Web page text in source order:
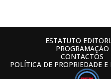
ESTATUTO
PROGRAMAÇÃO
CONTACTOS
POLÍTICA DE PROPRIEDADE E